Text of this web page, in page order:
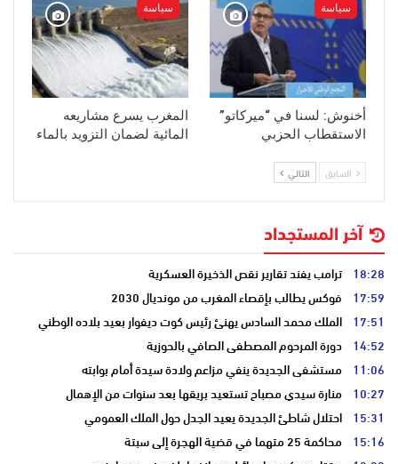
سياسة
أخنوش: لسنا في “ميركاتو”
الاستقطاب الحزبي
سياسة
المغرب يسرع مشاريعه
المائية لضمان التزويد بالماء
السابق التالي
آخر المستجداد
18:28 ترامب يفند تقارير نقص الذخيرة العسكرية
17:59 فوكس يطالب بإقصاء المغرب من مونديال 2030
17:51 الملك محمد السادس يهنئ رئيس كوت ديفوار بعيد بلاده الوطني
14:52 دورة المرحوم المصطفى الصافي بالحوزية
11:06 مستشفى الجديدة ينفي مزاعم ولادة سيدة أمام بوابته
10:27 منارة سيدي مصباح تستعيد بريقها بعد سنوات من الإهمال
15:31 احتلال شاطئ الجديدة يعيد الجدل حول الملك العمومي
15:16 محاكمة 25 متهما في قضية الهجرة إلى سبتة